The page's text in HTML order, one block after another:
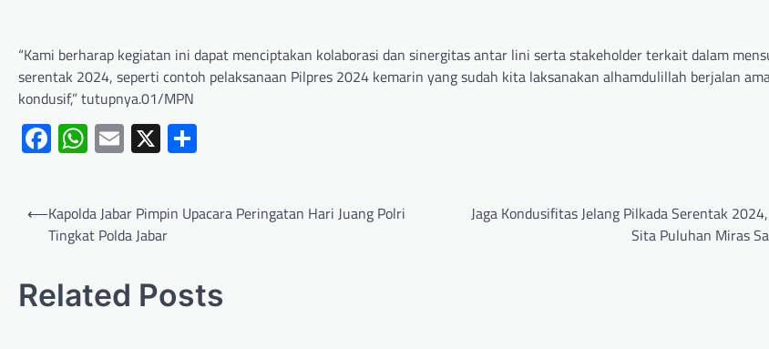
“Kami berharap kegiatan ini dapat menciptakan kolaborasi dan sinergitas antar lini serta stakeholder terkait dalam
serentak 2024, seperti contoh pelaksanaan Pilpres 2024 kemarin yang sudah kita laksanakan alhamdulillah berjalan
kondusif,” tutupnya.01/MPN
Facebook
WhatsApp
Email
X
⟵Kapolda Jabar Pimpin Upacara Peringatan Hari Juang Polri
Tingkat Polda Jabar
Jaga Kondusifitas Jelang Pilkada Serentak
Sita Puluhan Miras
Related Posts